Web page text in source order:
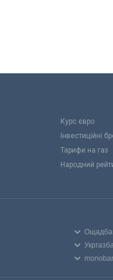
Курс євро
Інвестиційні
Тарифи на газ
Народний